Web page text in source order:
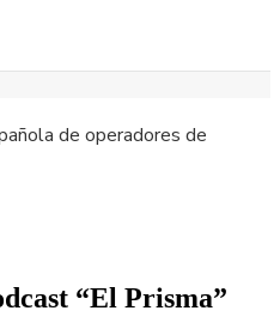
de operadores de
“El Prisma”